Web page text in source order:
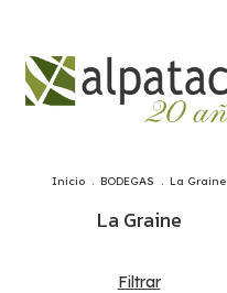
Inicio . BODEGAS . La Graine
La Graine
Filtrar